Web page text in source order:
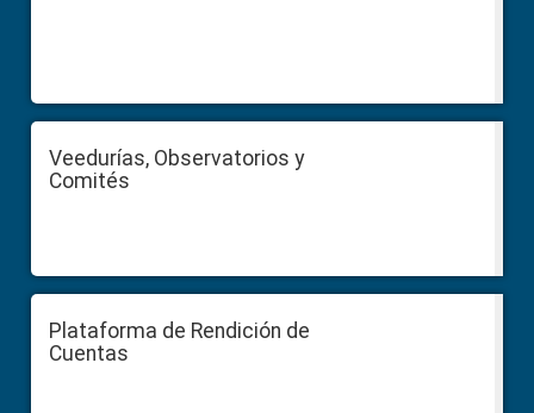
Veedurías, Observatorios y
Comités
Plataforma de Rendición de
Cuentas